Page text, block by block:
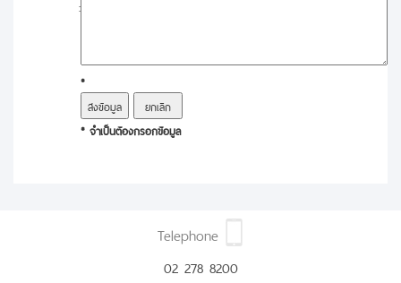
:
*
* จำเป็นต้องกรอกข้อมูล
Telephone
02 278 8200